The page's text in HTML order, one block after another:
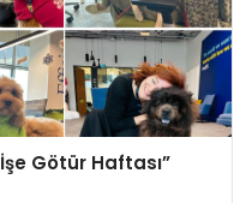
Götür Haftası”